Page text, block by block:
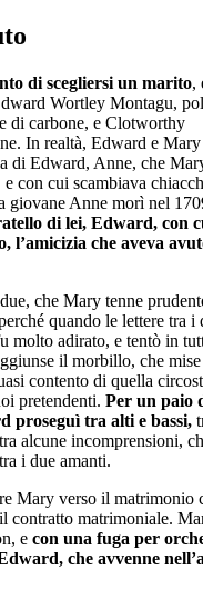
di scegliersi un marito,
Wortley Montagu,
di carbone, e Clotworthy
In realtà, Edward e
di Edward, Anne, che
con cui scambiava
giovane Anne morì nel
di lei, Edward, con
l’amicizia che aveva
che Mary tenne
quando le lettere tra i
molto adirato, e tentò in
il morbillo, che
contento di quella
pretendenti. Per un paio
proseguì tra alti e bassi,
alcune incomprensioni,
i due amanti.
Mary verso il matrimonio
contratto matrimoniale.
e con una fuga per
che avvenne